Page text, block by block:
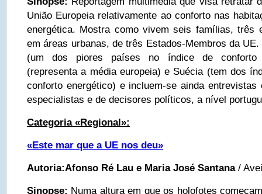
União Europeia relativamente ao conforto nas
energética. Mostra como vivem seis famílias, três
em áreas urbanas, de três Estados-Membros da
(um dos piores países no índice de conforto
(representa a média europeia) e Suécia (tem dos
conforto energético) e incluem-se ainda entrevistas
especialistas e de decisores políticos, a nível
Categoria «Regional»:
«Este mar que a UE nos deu»
Autoria:Afonso Ré Lau e Maria José Santana /
Sinopse: Numa altura em que os holofotes